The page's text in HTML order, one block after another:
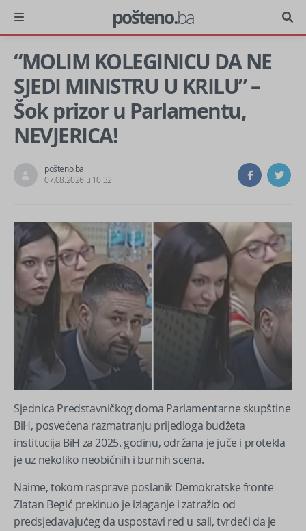
pošteno.ba
“MOLIM KOLEGINICU DA NE
SJEDI MINISTRU U KRILU” –
Šok prizor u Parlamentu,
NEVJERICA!
pošteno.ba
07.08.2026 u 10:32
Sjednica Predstavničkog doma Parlamentarne skupštine
BiH, posvećena razmatranju prijedloga budžeta
institucija BiH za 2025. godinu, održana je juče i protekla
je uz nekoliko neobičnih i burnih scena.
Naime, tokom rasprave poslanik Demokratske fronte
Zlatan Begić prekinuo je izlaganje i zatražio od
predsjedavajućeg da uspostavi red u sali, tvrdeći da je